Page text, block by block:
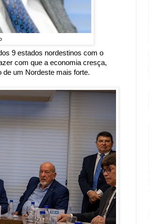
9 estados nordestinos com o
com que a economia cresça,
de um Nordeste mais forte.